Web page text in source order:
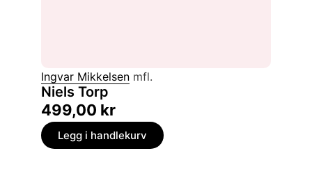
Ingvar Mikkelsen mfl.
Niels Torp
499,00 kr
Legg i handlekurv